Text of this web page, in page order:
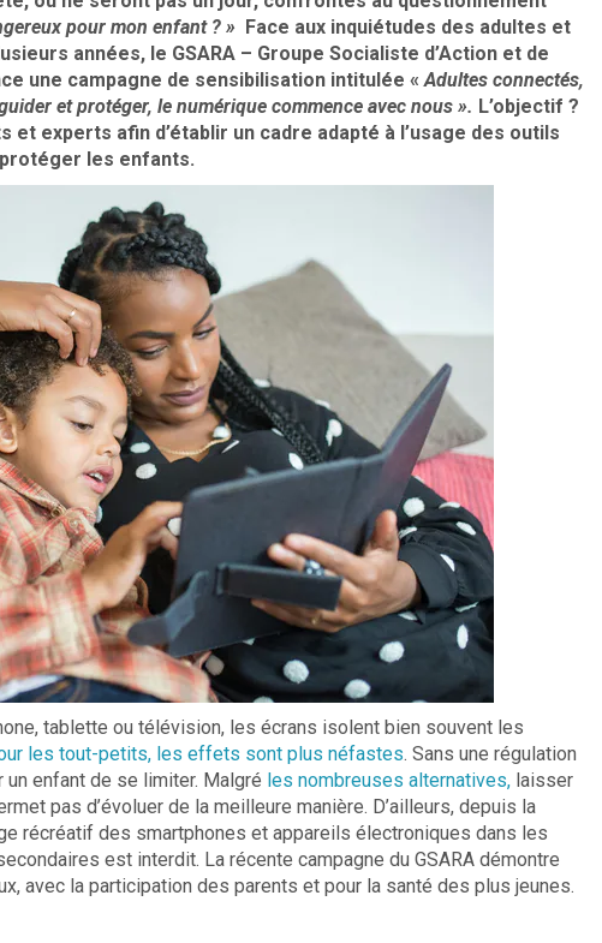
pour mon enfant ? » Face aux inquiétudes des adultes et
années, le GSARA – Groupe Socialiste d’Action et de
une campagne de sensibilisation intitulée « Adultes connectés,
et protéger, le numérique commence avec nous ». L’objectif ?
experts afin d’établir un cadre adapté à l’usage des outils
les enfants.
tablette ou télévision, les écrans isolent bien souvent les
les tout-petits, les effets sont plus néfastes. Sans une régulation
un enfant de se limiter. Malgré les nombreuses alternatives, laisser
pas d’évoluer de la meilleure manière. D’ailleurs, depuis la
récréatif des smartphones et appareils électroniques dans les
est interdit. La récente campagne du GSARA démontre
avec la participation des parents et pour la santé des plus jeunes.